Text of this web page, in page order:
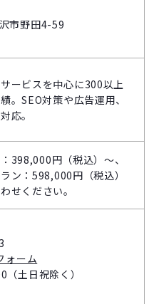
市野田4-59
ービスを中心に300以上
。SEO対策や広告運用、
応。
398,000円（税込）～、
ン：598,000円（税込）
せください。
ォーム
土日祝除く）